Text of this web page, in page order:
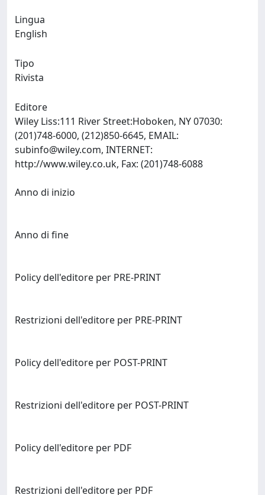
Lingua
Tipo
Rivista
Editore
Wiley Liss:111 River Street:Hoboken, NY 07030:
(201)748-6000, (212)850-6645, EMAIL:
subinfo@wiley.com, INTERNET:
Anno di inizio
Anno di fine
Policy dell'editore per PRE-PRINT
Restrizioni dell'editore per PRE-PRINT
Policy dell'editore per POST-PRINT
Restrizioni dell'editore per POST-PRINT
Policy dell'editore per PDF
Restrizioni dell'editore per PDF